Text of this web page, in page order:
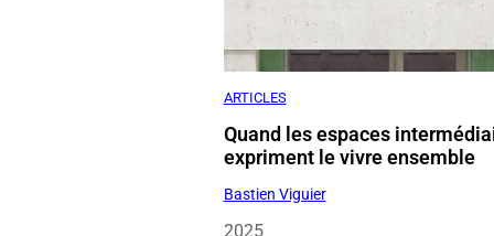
Quand les espaces
expriment le vivre ensemble
Bastien Viguier
2025